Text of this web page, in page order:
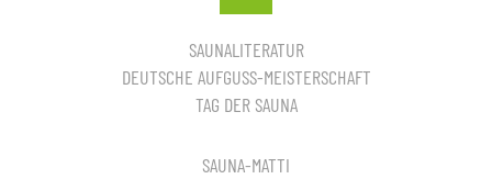
SAUNALITERATUR
DEUTSCHE AUFGUSS-MEISTERSCHAFT
TAG DER SAUNA
SAUNA-MATTI